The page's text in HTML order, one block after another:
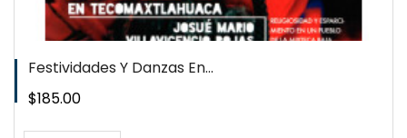
Festividades Y Danzas En...
Precio
$185.00